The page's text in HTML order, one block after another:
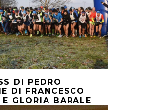
DI PEDRO
DI FRANCESCO
E GLORIA BARALE